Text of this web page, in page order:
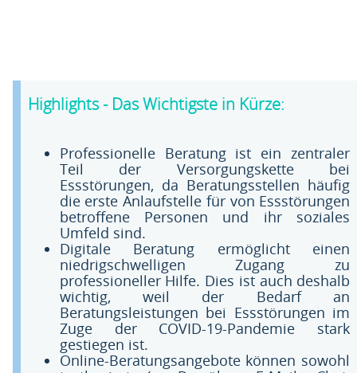
Highlights - Das Wichtigste in Kürze:
Professionelle Beratung ist ein zentraler
Teil der Versorgungskette bei
Essstörungen, da Beratungsstellen häufig
die erste Anlaufstelle für von Essstörungen
betroffene Personen und ihr soziales
Umfeld sind.
Digitale Beratung ermöglicht einen
niedrigschwelligen Zugang zu
professioneller Hilfe. Dies ist auch deshalb
wichtig, weil der Bedarf an
Beratungsleistungen bei Essstörungen im
Zuge der COVID-19-Pandemie stark
gestiegen ist.
Online-Beratungsangebote können sowohl